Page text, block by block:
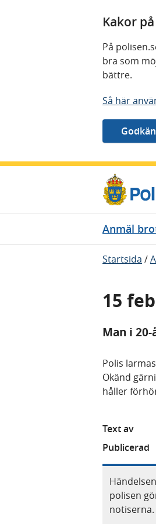
Kakor
På
bra som
bättre.
Så här
Anmäl
Startsida /
15
Man i
Polis
Okänd
håller
Text av
Publicerad
polisen